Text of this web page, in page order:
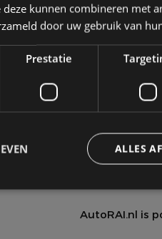
Meer
Alle categorieën
Autotests
AutoRAI.nl is
deze kunnen combineren met
door uw gebruik van
Prestatie
ALLES
Prestatie Targeting